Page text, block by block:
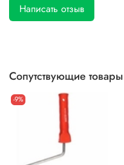
Написать отзыв
Сопутствующие товары
-9%